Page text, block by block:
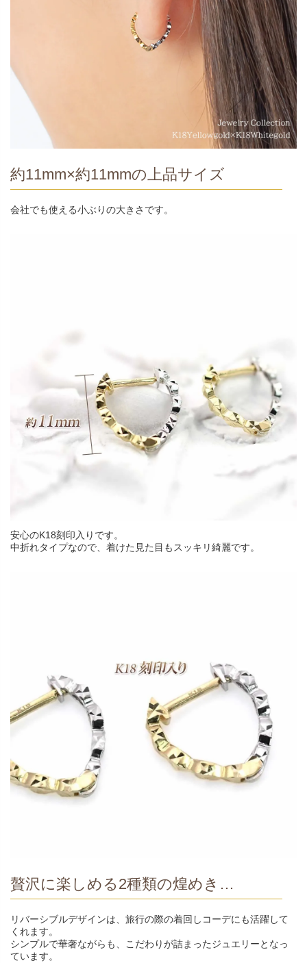
約11mm×約11mmの上品サイズ
会社でも使える小ぶりの大きさです。
安心のK18刻印入りです。
中折れタイプなので、着けた見た目もスッキリ綺麗です。
贅沢に楽しめる2種類の煌めき…
リバーシブルデザインは、旅行の際の着回しコーデにも活躍して
くれます。
シンプルで華奢ながらも、こだわりが詰まったジュエリーとなっ
ています。